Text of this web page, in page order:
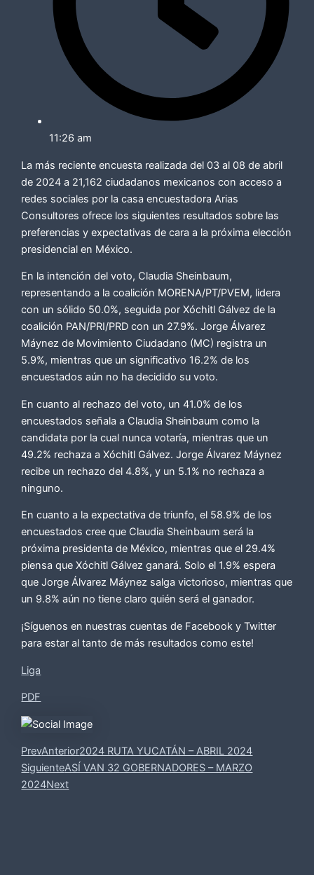
11:26 am
La más reciente encuesta realizada del 03 al 08 de abril
de 2024 a 21,162 ciudadanos mexicanos con acceso a
redes sociales por la casa encuestadora Arias
Consultores ofrece los siguientes resultados sobre las
preferencias y expectativas de cara a la próxima elección
presidencial en México.
En la intención del voto, Claudia Sheinbaum,
representando a la coalición MORENA/PT/PVEM, lidera
con un sólido 50.0%, seguida por Xóchitl Gálvez de la
coalición PAN/PRI/PRD con un 27.9%. Jorge Álvarez
Máynez de Movimiento Ciudadano (MC) registra un
5.9%, mientras que un significativo 16.2% de los
encuestados aún no ha decidido su voto.
En cuanto al rechazo del voto, un 41.0% de los
encuestados señala a Claudia Sheinbaum como la
candidata por la cual nunca votaría, mientras que un
49.2% rechaza a Xóchitl Gálvez. Jorge Álvarez Máynez
recibe un rechazo del 4.8%, y un 5.1% no rechaza a
ninguno.
En cuanto a la expectativa de triunfo, el 58.9% de los
encuestados cree que Claudia Sheinbaum será la
próxima presidenta de México, mientras que el 29.4%
piensa que Xóchitl Gálvez ganará. Solo el 1.9% espera
que Jorge Álvarez Máynez salga victorioso, mientras que
un 9.8% aún no tiene claro quién será el ganador.
¡Síguenos en nuestras cuentas de Facebook y Twitter
para estar al tanto de más resultados como este!
Liga
PDF
PrevAnterior2024 RUTA YUCATÁN – ABRIL 2024
SiguienteASÍ VAN 32 GOBERNADORES – MARZO
2024Next